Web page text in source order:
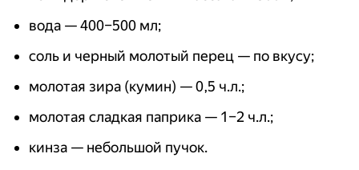
вода — 400–500 мл;
соль и черный молотый перец — по вкусу;
молотая зира (кумин) — 0,5 ч.л.;
молотая сладкая паприка — 1–2 ч.л.;
кинза — небольшой пучок.